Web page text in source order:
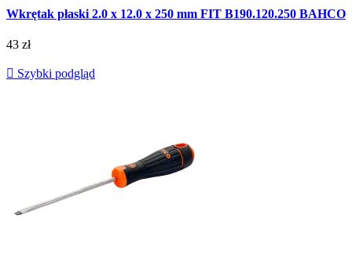
Wkrętak płaski 2.0 x 12.0 x 250 mm FIT B190.120.250 BAHCO
43 zł
 Szybki podgląd